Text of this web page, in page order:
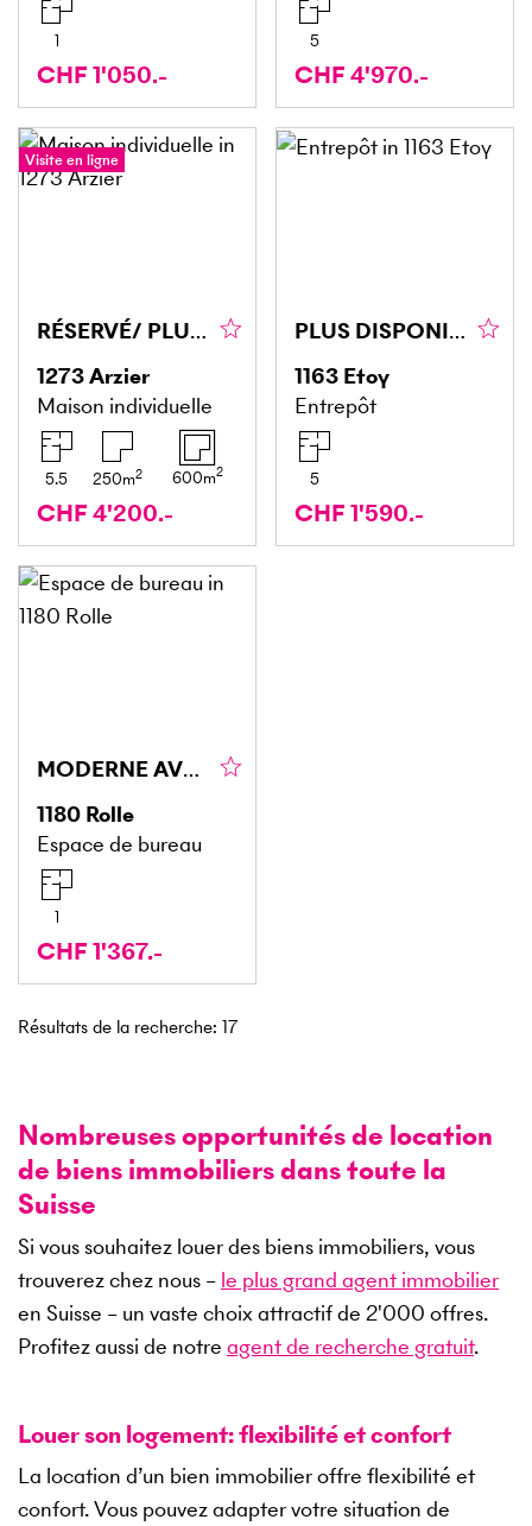
1
CHF 1'050.-
5
CHF 4'970.-
Visite en ligne
RÉSERVÉ/ PLUS DISPONIBLE
1273Arzier
Maison individuelle
5.5 250m2 600m2
CHF 4'200.-
PLUS DISPONIBLE POUR LE MOMENT!
1163 Etoy
Entrepôt
5
CHF 1'590.-
MODERNE AVEC SOLUTION DE SERVICE ADAPTÉ
1180 Rolle
Espace de bureau
1
CHF 1'367.-
Résultats de la recherche: 17
Nombreuses opportunités de location
de biens immobiliers dans toute la
Suisse
Si vous souhaitez louer des biens immobiliers, vous
trouverez chez nous – le plus grand agent immobilier
en Suisse – un vaste choix attractif de 2'000 offres.
Profitez aussi de notre agent de recherche gratuit.
Louer son logement: flexibilité et confort
La location d’un bien immobilier offre flexibilité et
confort. Vous pouvez adapter votre situation de